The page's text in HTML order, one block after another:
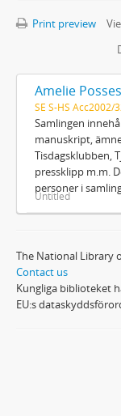
Print preview
Amelie
SE S-HS Acc2002/
Samlingen
manuskript,
Tisdagsklubben,
pressklipp m.m.
personer i
Untitled
The National Library
Contact us
Kungliga biblioteket
EU:s